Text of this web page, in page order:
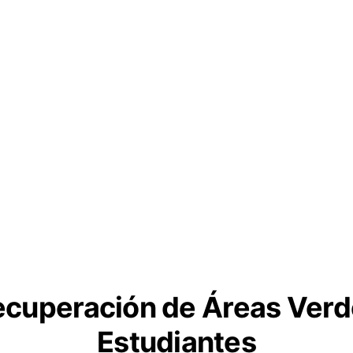
de Áreas
Estudiantes